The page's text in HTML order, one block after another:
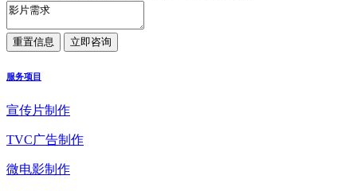
服务项目
宣传片制作
TVC广告制作
微电影制作